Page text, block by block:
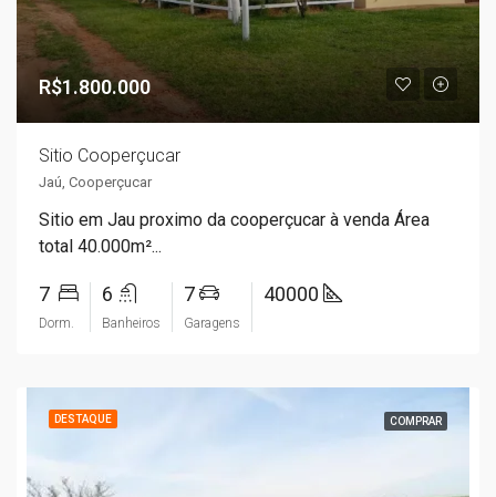
R$1.800.000
Sitio Cooperçucar
Jaú, Cooperçucar
Sitio em Jau proximo da cooperçucar à venda Área
total 40.000m²...
7
Dorm.
6
Banheiros
7
Garagens
40000
DESTAQUE COMPRAR